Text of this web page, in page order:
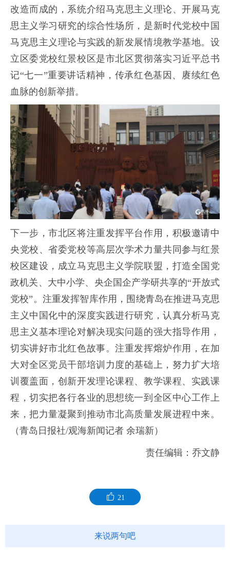
改造而成的，系统介绍马克思主义理论、开展马克
思主义学习研究的综合性场所，是新时代党校中国
马克思主义理论与实践的新发展情境教学基地。设
立区委党校红景校区是市北区贯彻落实习近平总书
记“七一”重要讲话精神，传承红色基因、赓续红色
血脉的创新举措。
下一步，市北区将注重发挥平台作用，积极邀请中
央党校、省委党校等高层次学术力量共同参与红景
校区建设，成立马克思主义学院联盟，打造全国党
政机关、大中小学、央企国企产学研共享的“开放式
党校”。注重发挥智库作用，围绕青岛在推进马克思
主义中国化中的深度实践进行研究，认真分析马克
思主义基本理论对解决现实问题的强大指导作用，
切实讲好市北红色故事。注重发挥熔炉作用，在加
大对全区党员干部培训力度的基础上，努力扩大培
训覆盖面，创新开发理论课程、教学课程、实践课
程，切实把各行各业的思想统一到全区中心工作上
来，把力量凝聚到推动市北高质量发展进程中来。
（青岛日报社/观海新闻记者 余瑞新）
责任编辑：乔文静
21
来说两句吧